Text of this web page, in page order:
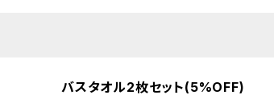
バスタオル2枚セット(5%OFF)